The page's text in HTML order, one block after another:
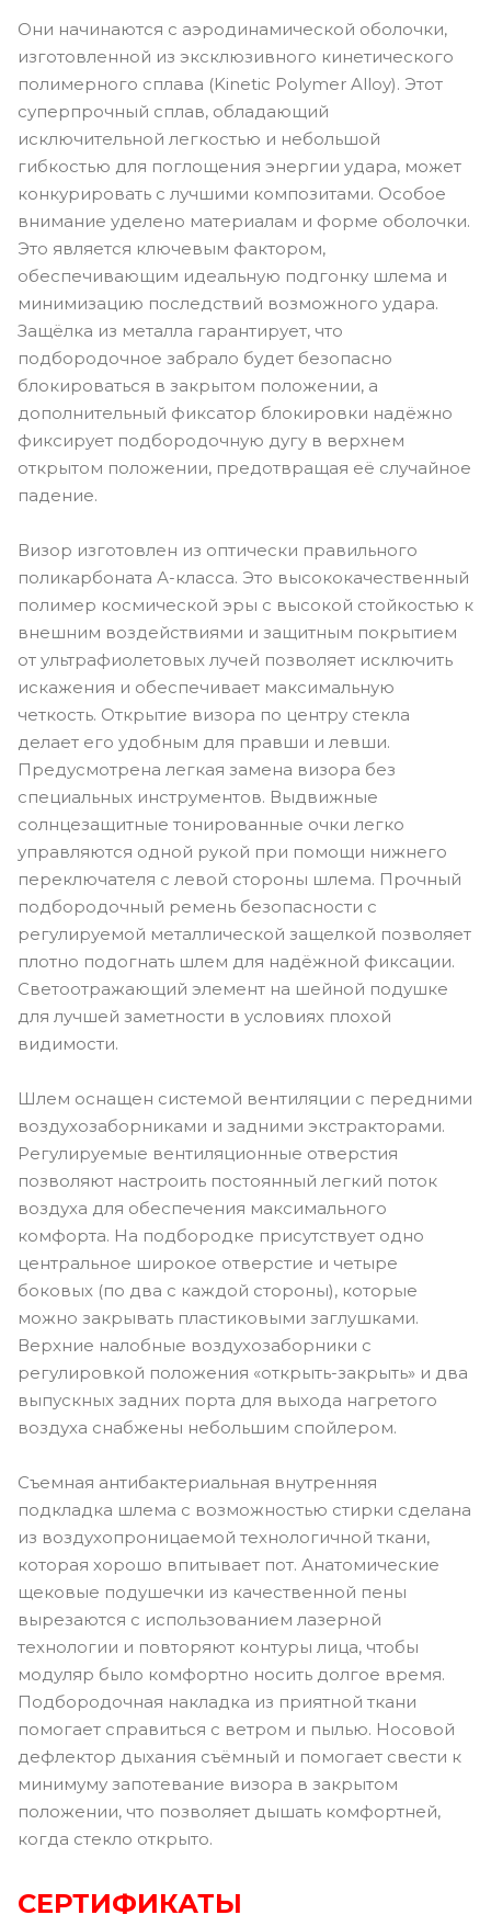
Они начинаются с аэродинамической оболочки,
изготовленной из эксклюзивного кинетического
полимерного сплава (Kinetic Polymer Alloy). Этот
суперпрочный сплав, обладающий
исключительной легкостью и небольшой
гибкостью для поглощения энергии удара, может
конкурировать с лучшими композитами. Особое
внимание уделено материалам и форме оболочки.
Это является ключевым фактором,
обеспечивающим идеальную подгонку шлема и
минимизацию последствий возможного удара.
Защёлка из металла гарантирует, что
подбородочное забрало будет безопасно
блокироваться в закрытом положении, а
дополнительный фиксатор блокировки надёжно
фиксирует подбородочную дугу в верхнем
открытом положении, предотвращая её случайное
падение.
Визор изготовлен из оптически правильного
поликарбоната А-класса. Это высококачественный
полимер космической эры с высокой стойкостью к
внешним воздействиями и защитным покрытием
от ультрафиолетовых лучей позволяет исключить
искажения и обеспечивает максимальную
четкость. Открытие визора по центру стекла
делает его удобным для правши и левши.
Предусмотрена легкая замена визора без
специальных инструментов. Выдвижные
солнцезащитные тонированные очки легко
управляются одной рукой при помощи нижнего
переключателя с левой стороны шлема. Прочный
подбородочный ремень безопасности с
регулируемой металлической защелкой позволяет
плотно подогнать шлем для надёжной фиксации.
Светоотражающий элемент на шейной подушке
для лучшей заметности в условиях плохой
видимости.
Шлем оснащен системой вентиляции с передними
воздухозаборниками и задними экстракторами.
Регулируемые вентиляционные отверстия
позволяют настроить постоянный легкий поток
воздуха для обеспечения максимального
комфорта. На подбородке присутствует одно
центральное широкое отверстие и четыре
боковых (по два с каждой стороны), которые
можно закрывать пластиковыми заглушками.
Верхние налобные воздухозаборники с
регулировкой положения «открыть-закрыть» и два
выпускных задних порта для выхода нагретого
воздуха снабжены небольшим спойлером.
Съемная антибактериальная внутренняя
подкладка шлема с возможностью стирки сделана
из воздухопроницаемой технологичной ткани,
которая хорошо впитывает пот. Анатомические
щековые подушечки из качественной пены
вырезаются с использованием лазерной
технологии и повторяют контуры лица, чтобы
модуляр было комфортно носить долгое время.
Подбородочная накладка из приятной ткани
помогает справиться с ветром и пылью. Носовой
дефлектор дыхания съёмный и помогает свести к
минимуму запотевание визора в закрытом
положении, что позволяет дышать комфортней,
когда стекло открыто.
СЕРТИФИКАТЫ